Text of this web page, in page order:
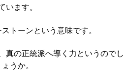
います。
トーンという意味です。
真の正統派へ導く力というのでし
ょうか。